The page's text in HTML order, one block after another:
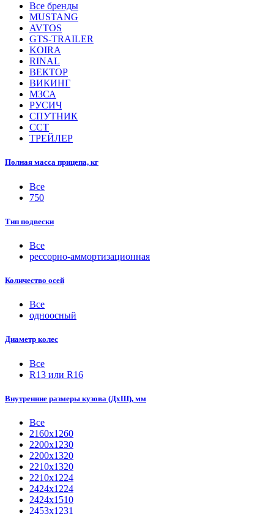
Все бренды
MUSTANG
AVTOS
GTS-TRAILER
KOIRA
RINAL
ВЕКТОР
ВИКИНГ
МЗСА
РУСИЧ
СПУТНИК
ССТ
ТРЕЙЛЕР
Полная масса прицепа, кг
Все
750
Тип подвески
Все
рессорно-аммортизационная
Количество осей
Все
одноосный
Диаметр колес
Все
R13 или R16
Внутренние размеры кузова (ДхШ), мм
Все
2160х1260
2200х1230
2200х1320
2210x1320
2210х1224
2424х1224
2424х1510
2453х1231